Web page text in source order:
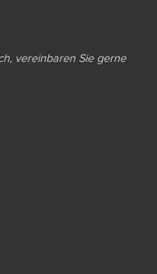
vereinbaren Sie gerne